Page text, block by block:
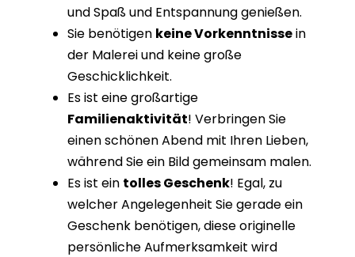
und Spaß und Entspannung genießen.
Sie benötigen keine Vorkenntnissein
der Malerei und keine große
Geschicklichkeit.
Es ist eine großartige
Familienaktivität! Verbringen Sie
einen schönen Abend mit Ihren Lieben,
während Sie ein Bild gemeinsam malen.
Es ist ein tolles Geschenk! Egal, zu
welcher Angelegenheit Sie gerade ein
Geschenk benötigen, diese originelle
persönliche Aufmerksamkeit wird